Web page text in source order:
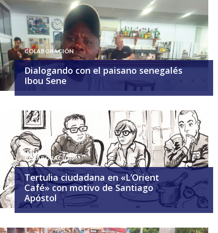
COLABORACIÓN
Dialogando con el paisano senegalés
Ibou Sene
COLABORACIÓN
Tertulia ciudadana en «L’Orient
Café» con motivo de Santiago
Apóstol